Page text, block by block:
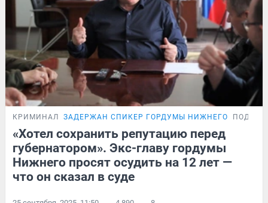
КРИМИНАЛ ЗАДЕРЖАН СПИКЕР ГОРДУМЫ НИЖНЕГО
«Хотел сохранить репутацию перед
губернатором». Экс-главу гордумы
Нижнего просят осудить на 12 лет —
что он сказал в суде